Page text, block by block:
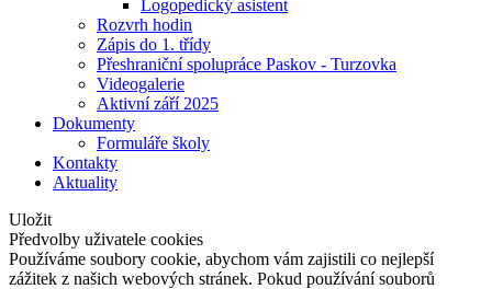
Logopedický asistent
Rozvrh hodin
Zápis do 1. třídy
Přeshraniční spolupráce Paskov - Turzovka
Videogalerie
Aktivní září 2025
Dokumenty
Formuláře školy
Kontakty
Aktuality
Uložit
Předvolby uživatele cookies
Používáme soubory cookie, abychom vám zajistili co nejlepší
zážitek z našich webových stránek. Pokud používání souborů